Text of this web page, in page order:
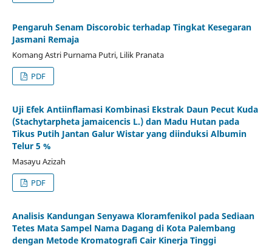
Pengaruh Senam Discorobic terhadap Tingkat Kesegaran
Jasmani Remaja
Komang Astri Purnama Putri, Lilik Pranata
PDF
Uji Efek Antiinflamasi Kombinasi Ekstrak Daun Pecut Kuda
(Stachytarpheta jamaicencis L.) dan Madu Hutan pada
Tikus Putih Jantan Galur Wistar yang diinduksi Albumin
Telur 5 %
Masayu Azizah
PDF
Analisis Kandungan Senyawa Kloramfenikol pada Sediaan
Tetes Mata Sampel Nama Dagang di Kota Palembang
dengan Metode Kromatografi Cair Kinerja Tinggi